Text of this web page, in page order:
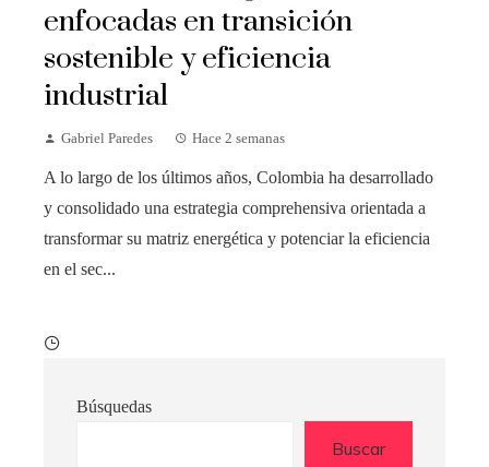
enfocadas en transición
sostenible y eficiencia
industrial
Gabriel Paredes Hace 2 semanas
A lo largo de los últimos años, Colombia ha desarrollado
y consolidado una estrategia comprehensiva orientada a
transformar su matriz energética y potenciar la eficiencia
en el sec...
Búsquedas
Buscar